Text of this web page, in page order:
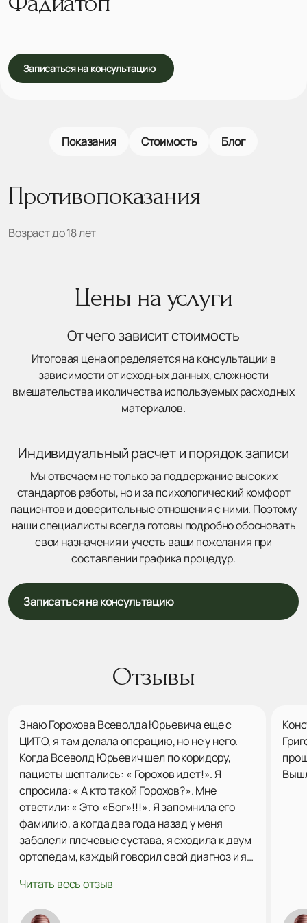
Записаться на консультацию
Показания Стоимость Блог
Противопоказания
Возраст до 18 лет
Цены на услуги
От чего зависит стоимость
Итоговая цена определяется на консультации в
зависимости от исходных данных, сложности
вмешательства и количества используемых расходных
материалов.
Индивидуальный расчет и порядок записи
Мы отвечаем не только за поддержание высоких
стандартов работы, но и за психологический комфорт
пациентов и доверительные отношения с ними. Поэтому
наши специалисты всегда готовы подробно обосновать
свои назначения и учесть ваши пожелания при
составлении графика процедур.
Записаться на консультацию
Отзывы
Знаю Горохова Всеволда Юрьевича еще с
ЦИТО, я там делала операцию, но не у него.
Когда Всеволд Юрьевич шел по коридору,
пациеты шептались: « Горохов идет!». Я
спросила: « А кто такой Горохов?». Мне
ответили: « Это «Бог»!!!». Я запомнила его
фамилию, а когда два года назад у меня
заболели плечевые сустава, я сходила к двум
ортопедам, каждый говорил свой диагноз и я
Через сайт «Продокторов» нашла его, была на
консультации. Он посмотрел мои снимки,
Читать весь отзыв